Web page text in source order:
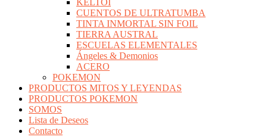
KELTOI
CUENTOS DE ULTRATUMBA
TINTA INMORTAL SIN FOIL
TIERRA AUSTRAL
ESCUELAS ELEMENTALES
Ángeles & Demonios
ACERO
POKEMON
PRODUCTOS MITOS Y LEYENDAS
PRODUCTOS POKEMON
SOMOS
Lista de Deseos
Contacto